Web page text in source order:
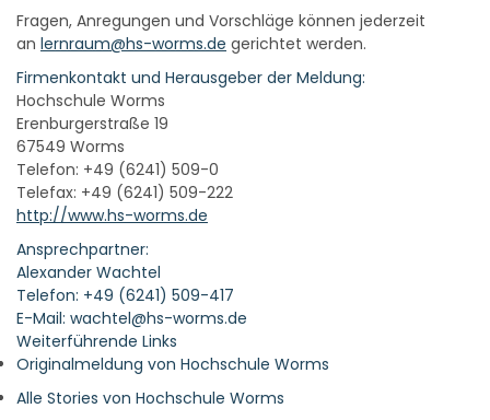
Fragen, Anregungen und Vorschläge können jederzeit
an lernraum@hs-worms.de gerichtet werden.
Firmenkontakt und Herausgeber der Meldung:
Hochschule Worms
Erenburgerstraße 19
67549 Worms
Telefon: +49 (6241) 509-0
Telefax: +49 (6241) 509-222
http://www.hs-worms.de
Ansprechpartner:
Alexander Wachtel
Telefon: +49 (6241) 509-417
E-Mail: wachtel@hs-worms.de
Weiterführende Links
Originalmeldung von Hochschule Worms
Alle Stories von Hochschule Worms